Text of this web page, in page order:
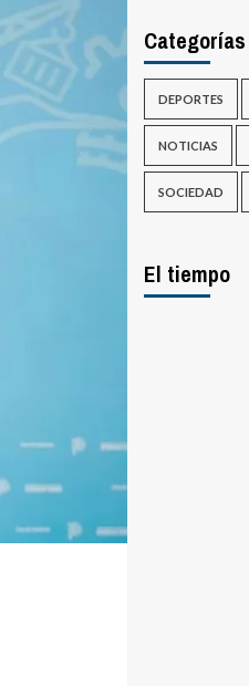
Categorías
DEPORTES
NOTICIAS
SOCIEDAD
El tiempo